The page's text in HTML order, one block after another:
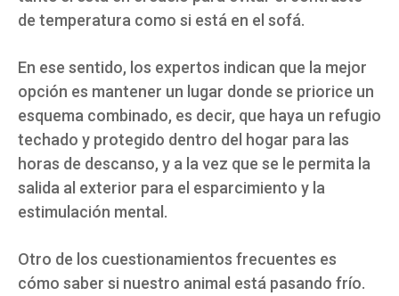
de temperatura como si está en el sofá.
En ese sentido, los expertos indican que la mejor
opción es mantener un lugar donde se priorice un
esquema combinado, es decir, que haya un refugio
techado y protegido dentro del hogar para las
horas de descanso, y a la vez que se le permita la
salida al exterior para el esparcimiento y la
estimulación mental.
Otro de los cuestionamientos frecuentes es
cómo saber si nuestro animal está pasando frío.